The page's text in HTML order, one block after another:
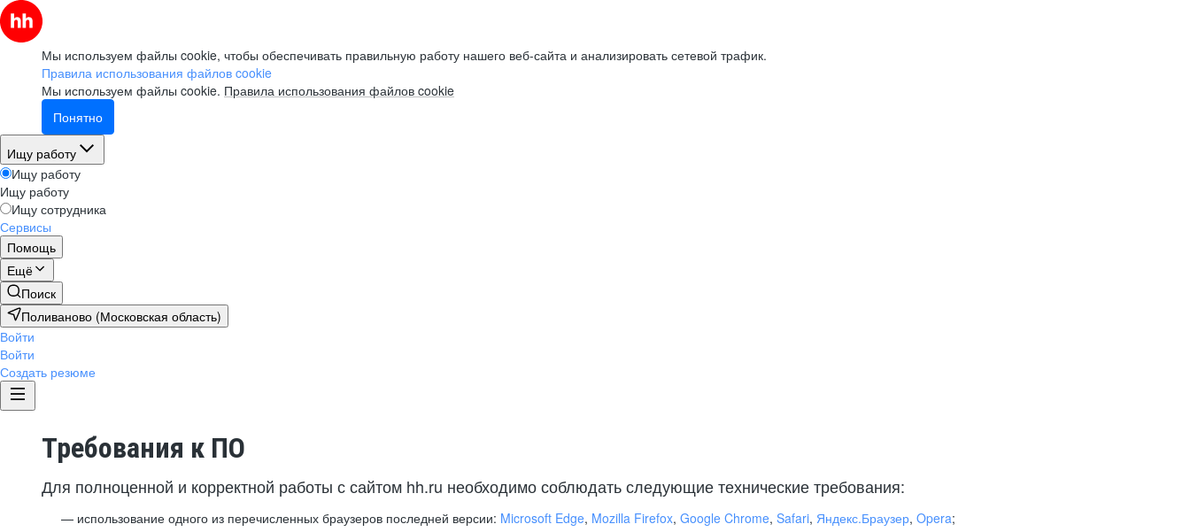
Мы используем файлы cookie, чтобы обеспечивать правильную работу нашего веб-сайта и анализировать сетевой трафик.
Правила использования файлов cookie
Мы используем файлы cookie. Правила использования файлов cookie
Понятно
Ищу работу
Ищу работу
Ищу работу
Ищу сотрудника
Сервисы
Помощь
Ещё
Поиск
Поливаново (Московская область)
Войти
Войти
Создать резюме
Требования к ПО
Для полноценной и корректной работы с сайтом hh.ru необходимо соблюдать следующие технические требования:
использование одного из перечисленных браузеров последней версии: Microsoft Edge, Mozilla Firefox, Google Chrome, Safari, Яндекс.Браузер, Opera;